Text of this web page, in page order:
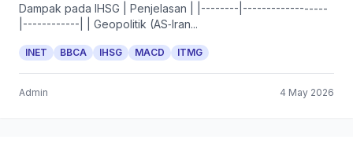
Dampak pada IHSG | Penjelasan | |--------|------------------
|------------| | Geopolitik (AS‑Iran...
INET BBCA IHSG MACD ITMG
Admin 4 May 2026